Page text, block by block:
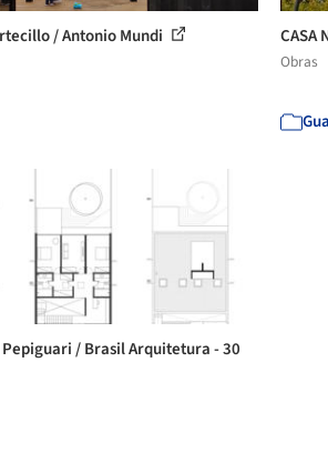
/ Antonio Mundi CASA
Obras
Pepiguari / Brasil Arquitetura - 30